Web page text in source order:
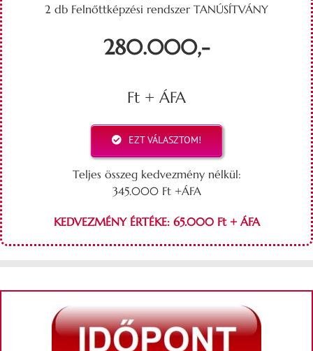
2 db Felnőttképzési rendszer TANÚSÍTVÁNY
280.000,-
Ft + ÁFA
EZT VÁLASZTOM!
Teljes összeg kedvezmény nélkül:
345.000 Ft +ÁFA
KEDVEZMÉNY ÉRTÉKE: 65.000 Ft + ÁFA